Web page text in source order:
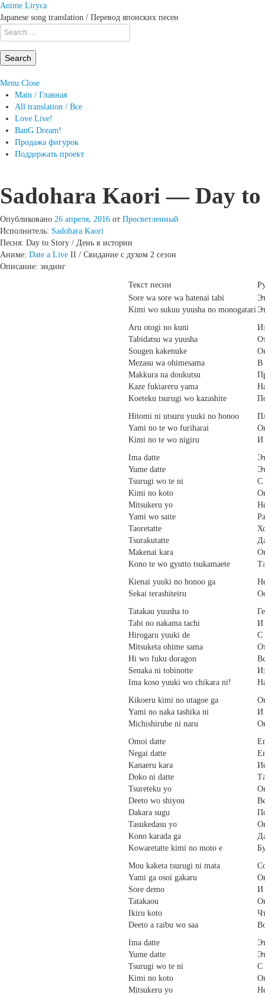
Anime Liryca
Japanese song translation / Перевод японских песен
Search
on:
Menu Close
Main / Главная
All translation / Все
Love Live!
BanG Dream!
Продажа фигурок
Поддержать проект
Sadohara Kaori — Day
Опубликовано 26 апреля, 2016 от Просветленный
Исполнитель: Sadohara Kaori
Песня: Day to Story / День в истории
Аниме: Date a Live II / Свидание с духом 2 сезон
Описание: эндинг
Текст песни
Sore wa sore wa hatenai tabi
Kimi wo sukuu yuusha no monogatari
Aru otogi no kuni
Tabidatsu wa yuusha
Sougen kakenuke
Mezasu wa ohimesama
Makkura na doukutsu
Kaze fukiareru yama
Koeteku tsurugi wo kazashite
Hitomi ni utsuru yuuki no honoo
Yami no te wo furiharai
Kimi no te wo nigiru
Ima datte
Yume datte
Tsurugi wo te ni
Kimi no koto
Mitsukeru yo
Yami wo saite
Taoretatte
Tsurakutatte
Makenai kara
Kono te wo gyutto tsukamaete
Kienai yuuki no honoo ga
Sekai terashiteiru
Tatakau yuusha to
Tabi no nakama tachi
Hirogaru yuuki de
Mitsuketa ohime sama
Hi wo fuku doragon
Senaka ni tobinotte
Ima koso yuuki wo chikara ni!
Kikoeru kimi no utagoe ga
Yami no naka tashika ni
Michishirube ni naru
Omoi datte
Negai datte
Kanaeru kara
Doko ni datte
Tsureteku yo
Deeto wo shiyou
Dakara sugu
Tasukedasu yo
Kono karada ga
Kowaretatte kimi no moto e
Mou kaketa tsurugi ni mata
Yami ga osoi gakaru
Sore demo
Tatakaou
Ikiru koto
Deeto a raibu wo saa
Ima datte
Yume datte
Tsurugi wo te ni
Kimi no koto
Mitsukeru yo
В
И
С
И
С
И
И
С